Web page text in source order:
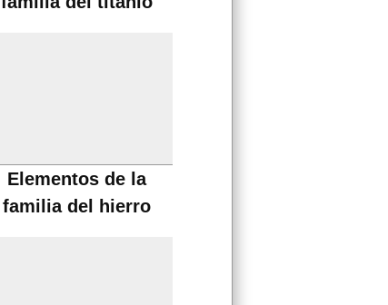
Elementos de la
familia del hierro